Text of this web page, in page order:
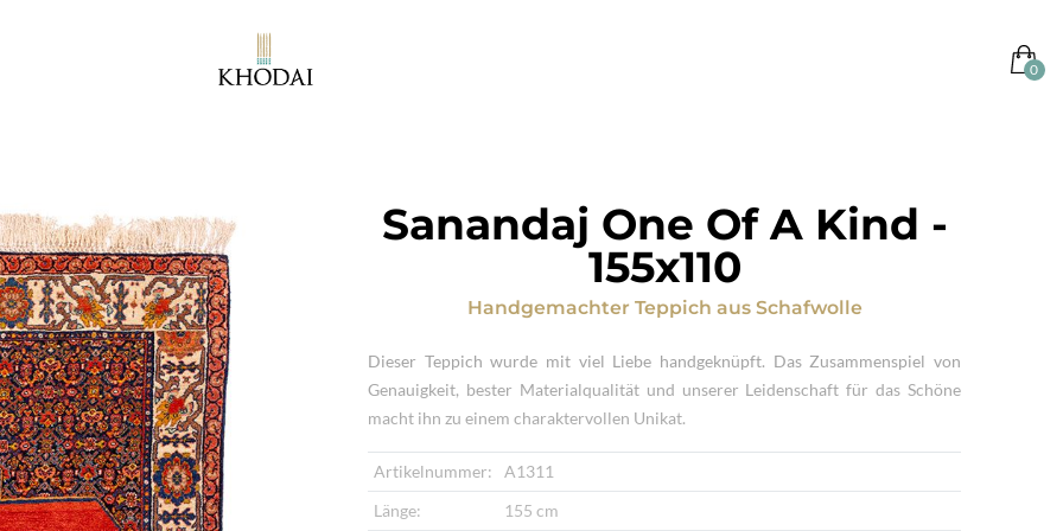
Sanandaj One Of A Kind -
155x110
Handgemachter Teppich aus Schafwolle
Dieser Teppich wurde mit viel Liebe handgeknüpft. Das Zusammenspiel von
Genauigkeit, bester Materialqualität und unserer Leidenschaft für das Schöne
macht ihn zu einem charaktervollen Unikat.
Artikelnummer:
A1311
Länge:
155 cm